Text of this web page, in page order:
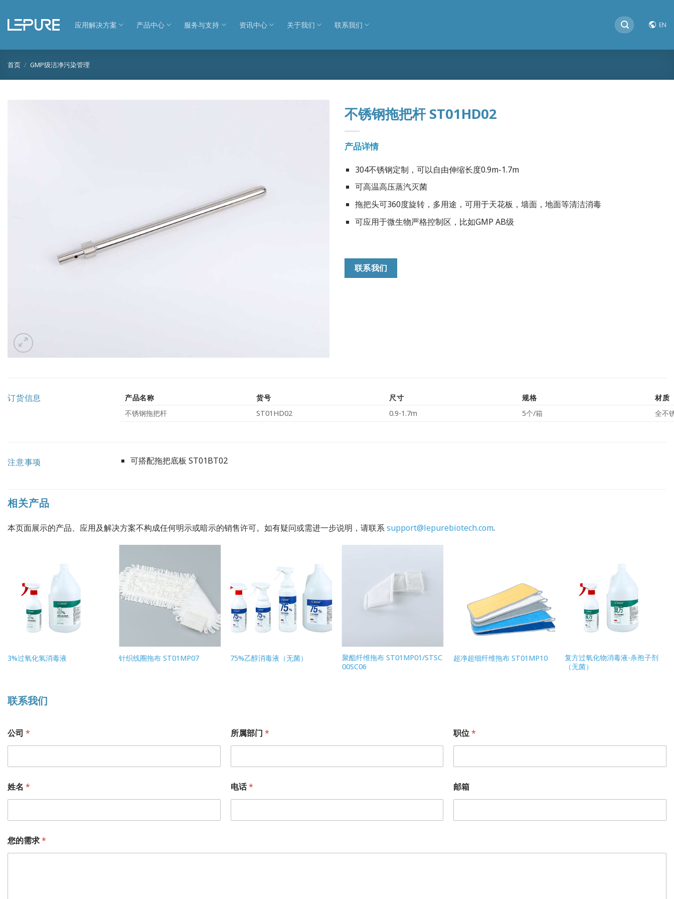
应用解决方案 产品中心 服务与支持 资讯中心 关于我们 联系我们
搜
索：
EN
首页 / GMP级洁净污染管理
不锈钢拖把杆 ST01HD02
产品详情
304不锈钢定制，可以自由伸缩长度0.9m-1.7m
可高温高压蒸汽灭菌
拖把头可360度旋转，多用途，可用于天花板，墙面，地面等清洁消毒
可应用于微生物严格控制区，比如GMP AB级
联系我们
订货信息 产品名称 货号 尺寸 规格
材质
不锈钢拖把杆
ST01HD02 0.9-1.7m 5个/箱 全不
注意事项 可搭配拖把底板 ST01BT02
相关产品
本页面展示的产品、应用及解决方案不构成任何明示或暗示的销售许可。如有疑问或需进一步说明，请联系support@lepurebiotech.com.
3%过氧化氢消毒液 针织线圈拖布 ST01MP07 75%乙醇消毒液（无菌）
聚酯纤维拖布 ST01MP01/STSC
00SC06
超净超细纤维拖布 ST01MP10
复方过氧化物消毒液-杀孢子剂
（无菌）
联系我们
司
公
公司 * 所属部门 * 职位*
姓名 * 电话* 邮箱
您的需求*